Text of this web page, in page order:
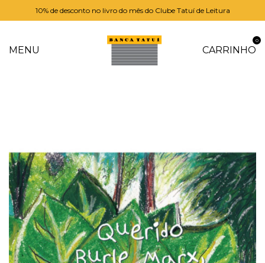
10% de desconto no livro do mês do Clube Tatuí de Leitura
MENU CARRINHO
0